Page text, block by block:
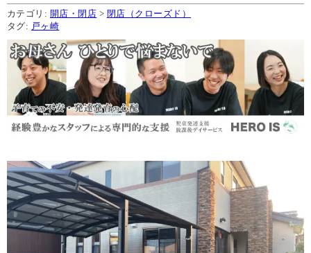
カテゴリ: 開店・閉店 > 閉店（クローズド）
タグ: 戸ヶ崎